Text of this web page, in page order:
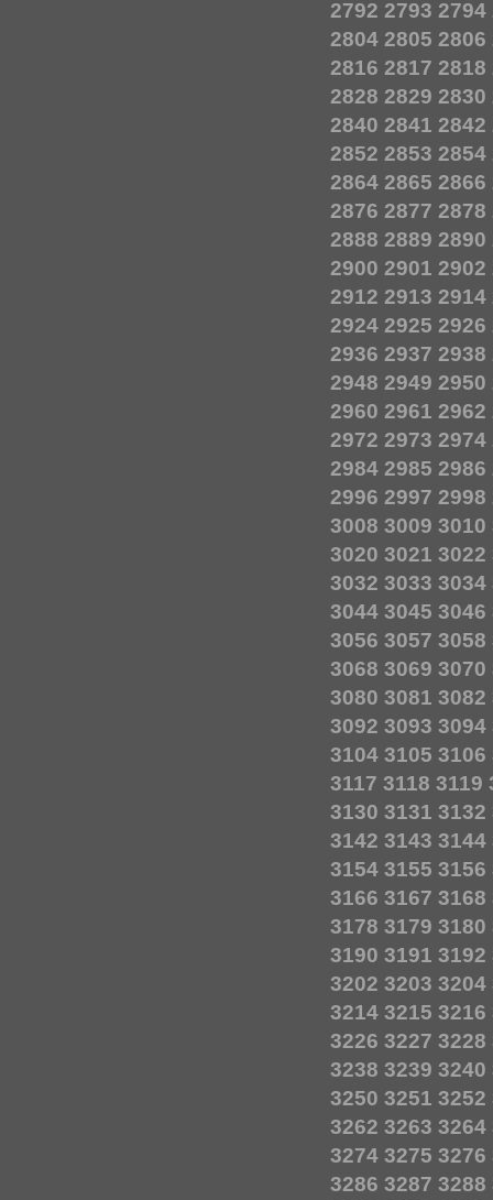
2792 2793 2794
2804 2805 2806
2816 2817 2818
2828 2829 2830
2840 2841 2842
2852 2853 2854
2864 2865 2866
2876 2877 2878
2888 2889 2890
2900 2901 2902
2912 2913 2914
2924 2925 2926
2936 2937 2938
2948 2949 2950
2960 2961 2962
2972 2973 2974
2984 2985 2986
2996 2997 2998
3008 3009 3010
3020 3021 3022
3032 3033 3034
3044 3045 3046
3056 3057 3058
3068 3069 3070
3080 3081 3082
3092 3093 3094
3104 3105 3106
3117 3118 3119
3130 3131 3132
3142 3143 3144
3154 3155 3156
3166 3167 3168
3178 3179 3180
3190 3191 3192
3202 3203 3204
3214 3215 3216
3226 3227 3228
3238 3239 3240
3250 3251 3252
3262 3263 3264
3274 3275 3276
3286 3287 3288